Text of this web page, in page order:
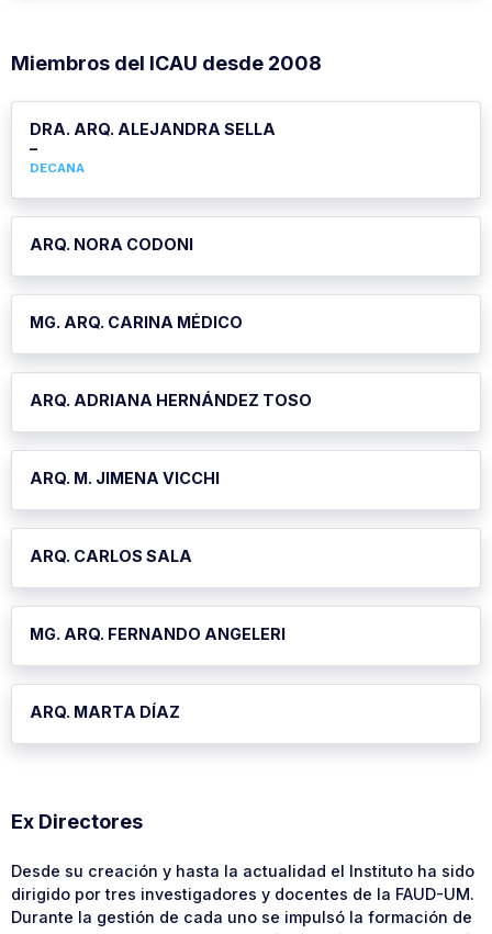
Miembros del ICAU desde 2008
DRA. ARQ. ALEJANDRA SELLA
–
DECANA
ARQ. NORA CODONI
MG. ARQ. CARINA MÉDICO
ARQ. ADRIANA HERNÁNDEZ TOSO
ARQ. M. JIMENA VICCHI
ARQ. CARLOS SALA
MG. ARQ. FERNANDO ANGELERI
ARQ. MARTA DÍAZ
Ex Directores
Desde su creación y hasta la actualidad el Instituto ha sido
dirigido por tres investigadores y docentes de la FAUD-UM.
Durante la gestión de cada uno se impulsó la formación de